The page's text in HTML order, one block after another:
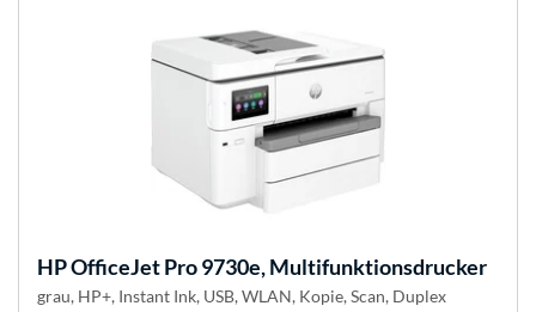
HPOfficeJet Pro 9730e, Multifunktionsdrucker
grau, HP+, Instant Ink, USB, WLAN, Kopie, Scan, Duplex